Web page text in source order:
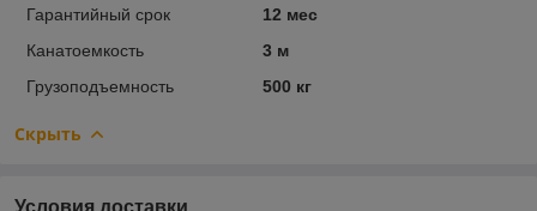
Гарантийный срок
12 мес
Канатоемкость
3 м
Грузоподъемность
500 кг
Скрыть
Условия доставки